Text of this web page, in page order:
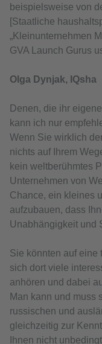
beispielsweise von
[Staatliche
„Kleinunternehmen
GVA Launch Gurus
Olga Dynjak, IQsha
Denen, die ihr
kann ich nur
Wenn Sie wirklich
nichts auf Ihrem
kein weltberühmtes
Unternehmen von
Chance, ein kleines
aufzubauen, dass
Unabhängigkeit und
Sie könnten auf eine
sich dort viele
anhören und dabei
Man kann und muss
russischen und
gleichzeitig zur
Ihnen nicht